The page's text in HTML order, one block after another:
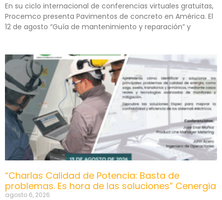
En su ciclo internacional de conferencias virtuales gratuitas,
Procemco presenta Pavimentos de concreto en América. El
12 de agosto “Guía de mantenimiento y reparación” y
“Charlas Calidad de Potencia: Basta de
problemas. Es hora de las soluciones” Cenergia
agosto 6, 2026